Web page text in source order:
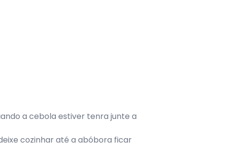
a cebola estiver tenra junte a
cozinhar até a abóbora ficar